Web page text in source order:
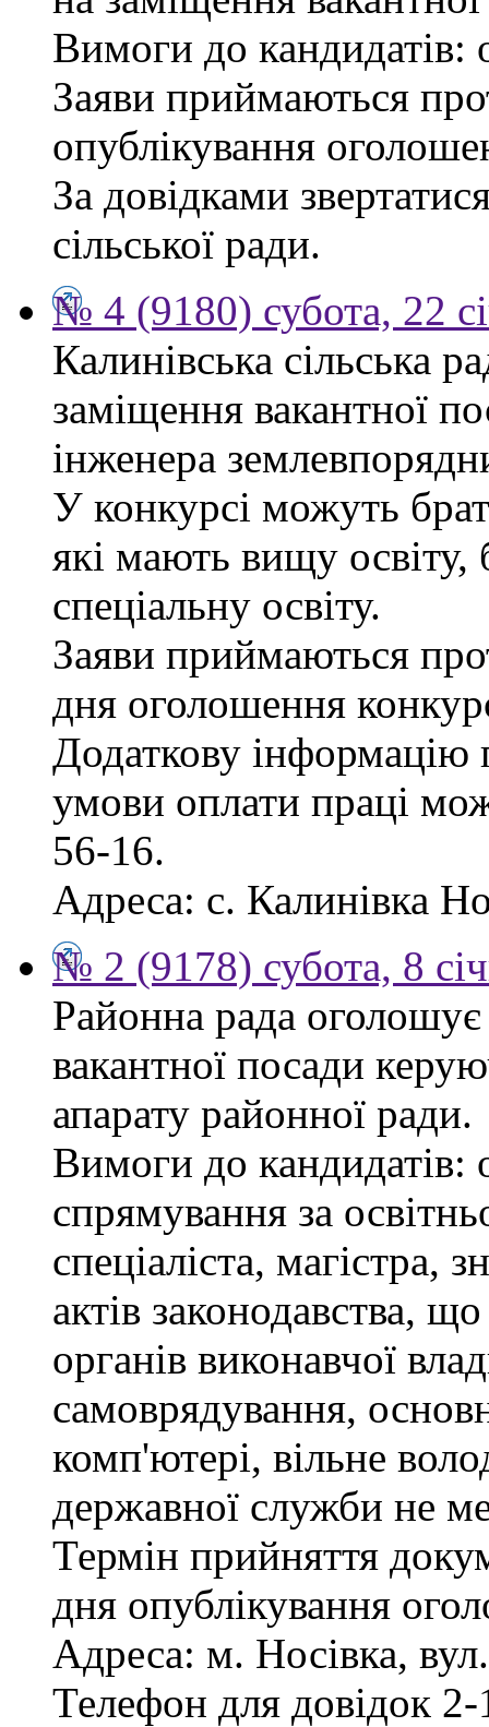
Вимоги до кандидатів:
Заяви приймаються
опублікування
За довідками
сільської ради.
№ 4 (9180) субота, 22
Калинівська сільська
заміщення вакантної
інженера
У конкурсі можуть
які мають вищу освіту,
спеціальну освіту.
Заяви приймаються
дня оголошення
Додаткову інформацію
умови оплати праці
56-16.
Адреса: с. Калинівка
№ 2 (9178) субота, 8
Районна рада
вакантної посади
апарату районної ради.
Вимоги до кандидатів:
спрямування за
спеціаліста, магістра,
актів законодавства,
органів виконавчої
самоврядування,
комп'ютері, вільне
державної служби не
Термін прийняття
дня опублікування
Адреса: м. Носівка,
Телефон для довідок